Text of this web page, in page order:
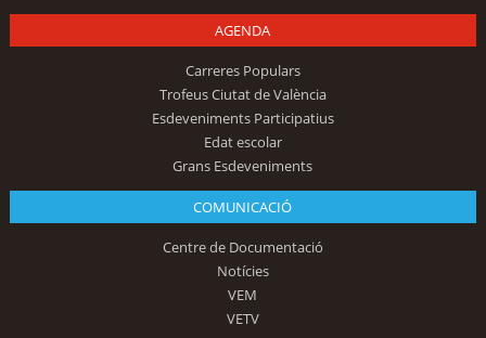
AGENDA
Carreres Populars
Trofeus Ciutat de València
Esdeveniments Participatius
Edat escolar
Grans Esdeveniments
COMUNICACIÓ
Centre de Documentació
Notícies
VEM
VETV